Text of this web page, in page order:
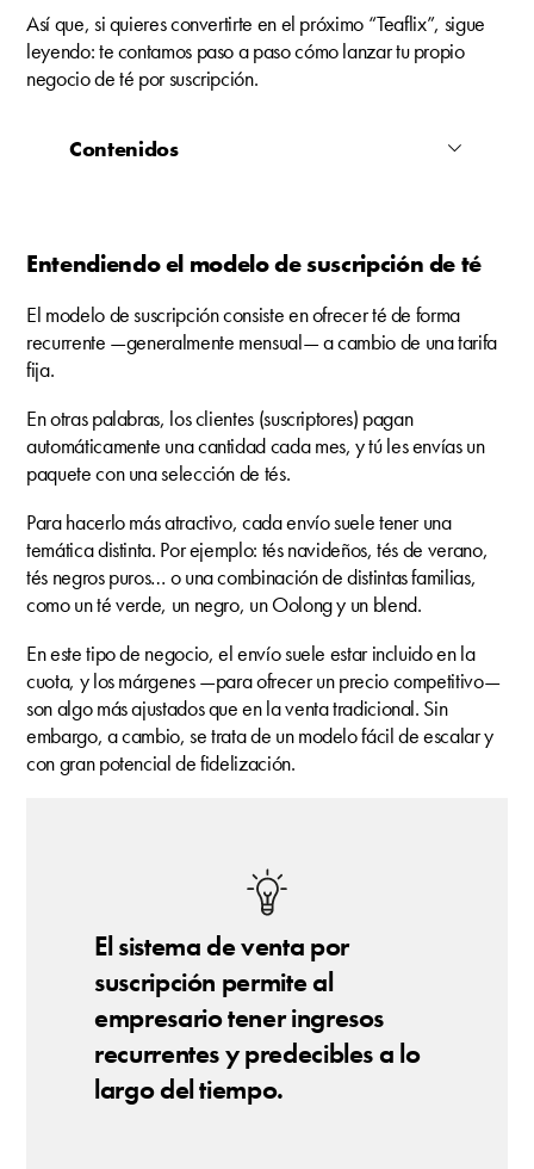
Así que, si quieres convertirte en el próximo “Teaflix”, sigue
leyendo: te contamos paso a paso cómo lanzar tu propio
negocio de té por suscripción.
Contenidos
Entendiendo el modelo de suscripción de té
El modelo de suscripción consiste en ofrecer té de forma
recurrente —generalmente mensual— a cambio de una tarifa
fija.
En otras palabras, los clientes (suscriptores) pagan
automáticamente una cantidad cada mes, y tú les envías un
paquete con una selección de tés.
Para hacerlo más atractivo, cada envío suele tener una
temática distinta. Por ejemplo: tés navideños, tés de verano,
tés negros puros… o una combinación de distintas familias,
como un té verde, un negro, un Oolong y un blend.
En este tipo de negocio, el envío suele estar incluido en la
cuota, y los márgenes —para ofrecer un precio competitivo—
son algo más ajustados que en la venta tradicional. Sin
embargo, a cambio, se trata de un modelo fácil de escalar y
con gran potencial de fidelización.
El sistema de venta por
suscripción permite al
empresario tener ingresos
recurrentes y predecibles a lo
largo del tiempo.